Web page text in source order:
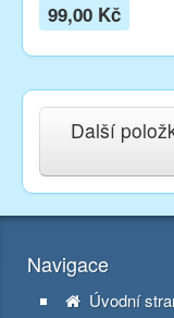
99,00 Kč
Další
Navigace
Úvodní